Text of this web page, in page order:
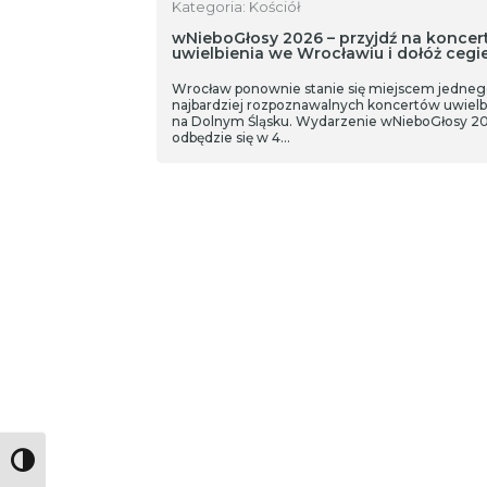
Toggle High Contrast
Kategoria: Kościół
wNieboGłosy 2026 – przyjdź na
uwielbienia we Wrocławiu i dołóż
Wrocław ponownie stanie się miejscem
najbardziej rozpoznawalnych koncertów
na Dolnym Śląsku. Wydarzenie wNieboGłosy
odbędzie się w 4…